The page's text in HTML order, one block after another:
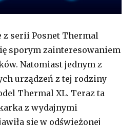
serii Posnet Thermal
sporym zainteresowaniem
Natomiast jednym z
urządzeń z tej rodziny
Thermal XL. Teraz ta
z wydajnymi
się w odświeżonej